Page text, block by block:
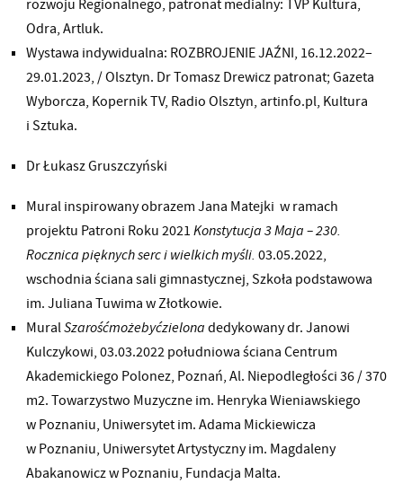
rozwoju Regionalnego, patronat medialny: TVP Kultura,
Odra, Artluk.
Wystawa indywidualna: ROZBROJENIE JAŹNI, 16.12.2022–
29.01.2023, / Olsztyn. Dr Tomasz Drewicz patronat; Gazeta
Wyborcza, Kopernik TV, Radio Olsztyn, artinfo.pl, Kultura
i Sztuka.
Dr Łukasz Gruszczyński
Mural inspirowany obrazem Jana Matejki w ramach
projektu Patroni Roku 2021Konstytucja 3 Maja – 230.
Rocznica pięknych serc i wielkich myśli. 03.05.2022,
wschodnia ściana sali gimnastycznej, Szkoła podstawowa
im. Juliana Tuwima w Złotkowie.
MuralSzarośćmożebyćzielonadedykowany dr. Janowi
Kulczykowi, 03.03.2022 południowa ściana Centrum
Akademickiego Polonez, Poznań, Al. Niepodległości 36 / 370
m2. Towarzystwo Muzyczne im. Henryka Wieniawskiego
w Poznaniu, Uniwersytet im. Adama Mickiewicza
w Poznaniu, Uniwersytet Artystyczny im. Magdaleny
Abakanowicz w Poznaniu, Fundacja Malta.